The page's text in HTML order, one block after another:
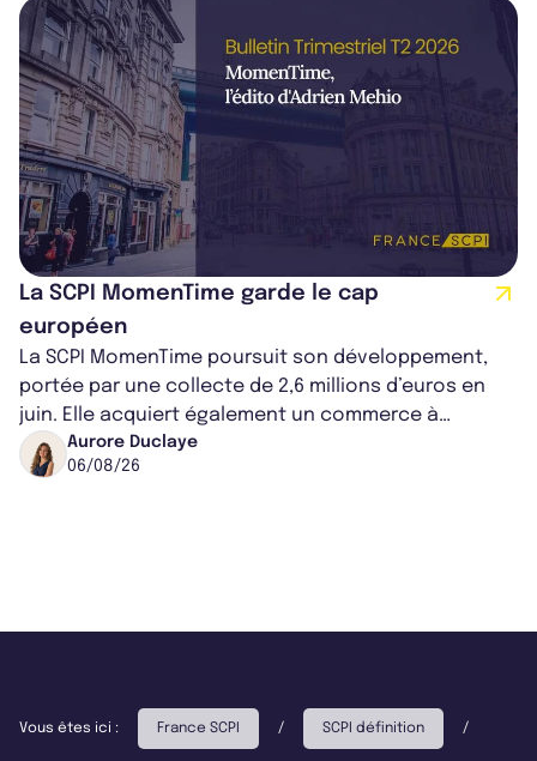
La SCPI MomenTime garde le cap
européen
La SCPI MomenTime poursuit son développement,
portée par une collecte de 2,6 millions d’euros en
juin. Elle acquiert également un commerce à
Worcester, place une plateforme logisti...
Aurore Duclaye
06/08/26
Vous êtes ici : France SCPI / SCPI définition /